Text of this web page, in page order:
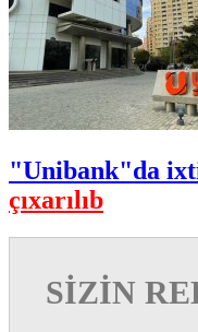
"Unibank"da
çıxarılıb
SİZİN